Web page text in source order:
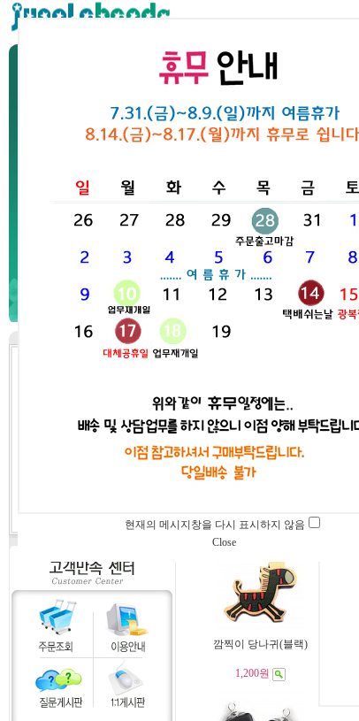

4,400원
깜찍이 당나귀(블랙)
1,200원
현재의 메시지창을 다시 표시하지 않음
Close